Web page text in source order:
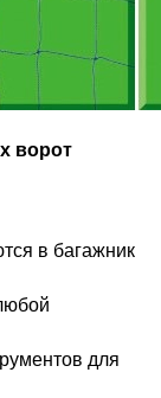
ворот
в багажник
для